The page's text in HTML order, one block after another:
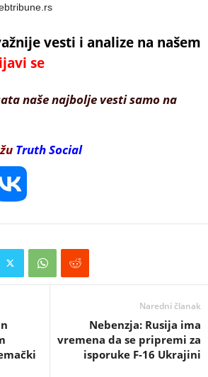
vesti i analize na našem
se
naše najbolje vesti samo na
Truth Social
Naredni članak
Nebenzja: Rusija ima
vremena da se pripremi za
isporuke F-16 Ukrajini